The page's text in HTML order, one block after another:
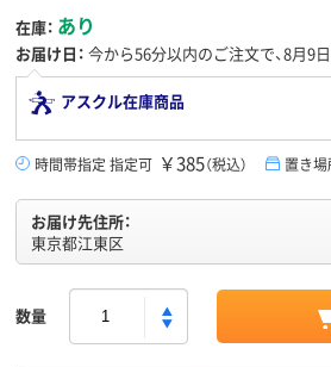
在庫： あり
お届け日： 今から56分以内のご注文で、8月9日
アスクル在庫商品
時間帯指定 指定可 ￥385（税込） 置き
お届け先住所：
東京都江東区
数量